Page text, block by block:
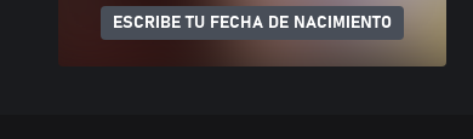
ESCRIBE TU FECHA DE NACIMIENTO